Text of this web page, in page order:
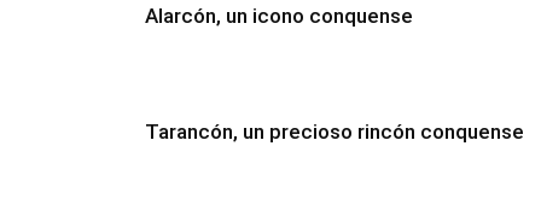
Alarcón, un icono conquense
Tarancón, un precioso rincón conquense